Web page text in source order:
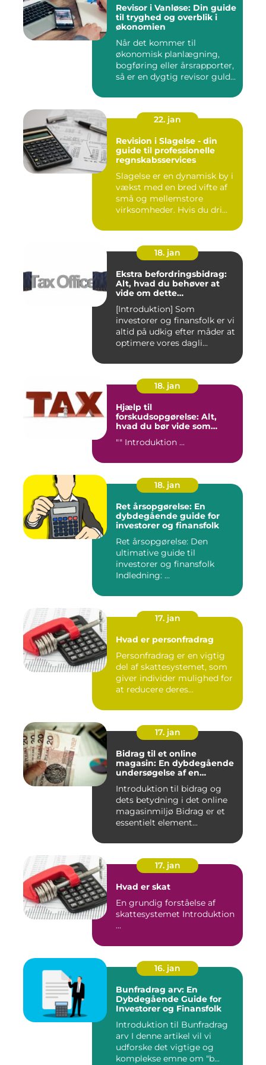
Revisor i Vanløse: Din guide
til tryghed og overblik i
økonomien
Når det kommer til
økonomisk planlægning,
bogføring eller årsrapporter,
så er en dygtig revisor guld...
22. jan
Revision i Slagelse - din
guide til professionelle
regnskabsservices
Slagelse er en dynamisk by i
vækst med en bred vifte af
små og mellemstore
virksomheder. Hvis du dri...
18. jan
Ekstra befordringsbidrag:
Alt, hvad du behøver at
vide om dette
investorer og finansfolk
[Introduktion] Som
investorer og finansfolk er vi
altid på udkig efter måder at
optimere vores dagli...
18. jan
Hjælp til
forskudsopgørelse: Alt,
hvad du bør vide som
"" Introduktion ...
18. jan
Ret årsopgørelse: En
dybdegående guide for
investorer og finansfolk
Ret årsopgørelse: Den
ultimative guide til
investorer og finansfolk
Indledning: ...
17. jan
Hvad er personfradrag
Personfradrag er en vigtig
del af skattesystemet, som
giver individer mulighed for
at reducere deres...
17. jan
Bidrag til et online
magasin: En dybdegående
undersøgelse af en
udgivelser
Introduktion til bidrag og
dets betydning i det online
magasinmiljø Bidrag er et
essentielt element...
17. jan
Hvad er skat
En grundig forståelse af
skattesystemet Introduktion
...
16. jan
Bunfradrag arv: En
Dybdegående Guide for
Investorer og Finansfolk
Introduktion til Bunfradrag
arv I denne artikel vil vi
udforske det vigtige og
komplekse emne om "b...